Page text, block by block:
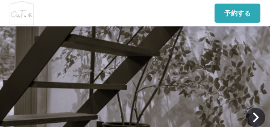
予約する